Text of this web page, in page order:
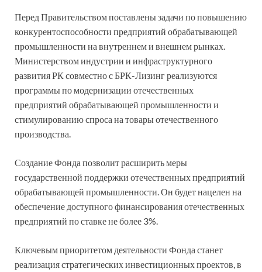
Перед Правительством поставлены задачи по повышению
конкурентоспособности предприятий обрабатывающей
промышленности на внутреннем и внешнем рынках.
Министерством индустрии и инфраструктурного
развития РК совместно с БРК-Лизинг реализуются
программы по модернизации отечественных
предприятий обрабатывающей промышленности и
стимулированию спроса на товары отечественного
производства.
Создание Фонда позволит расширить меры
государственной поддержки отечественных предприятий
обрабатывающей промышленности. Он будет нацелен на
обеспечение доступного финансирования отечественных
предприятий по ставке не более 3%.
Ключевым приоритетом деятельности Фонда станет
реализация стратегических инвестиционных проектов, в